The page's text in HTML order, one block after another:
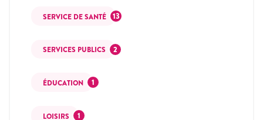
SERVICE DE SANTÉ 13
SERVICES PUBLICS 2
ÉDUCATION 1
LOISIRS 1